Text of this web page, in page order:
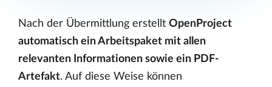
Nach der Übermittlung erstellt OpenProject
automatisch ein Arbeitspaket mit allen
relevanten Informationen sowie ein PDF-
Artefakt. Auf diese Weise können